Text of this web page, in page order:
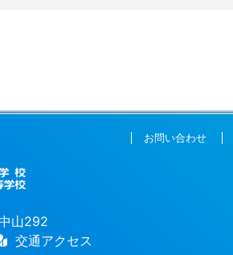
お問い合わせ
山292
交通アクセス